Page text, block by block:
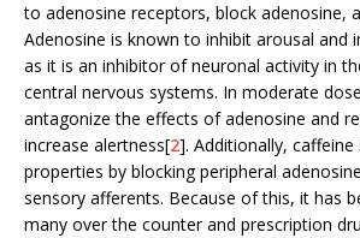
to adenosine receptors, block adenosine,
Adenosine is known to inhibit arousal and
as it is an inhibitor of neuronal activity in
central nervous systems. In moderate
antagonize the effects of adenosine and
increase alertness[2]. Additionally,
properties by blocking peripheral
sensory afferents. Because of this, it has
many over the counter and prescription